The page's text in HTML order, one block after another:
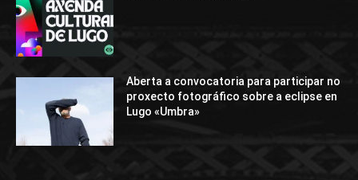
Aberta a convocatoria para participar no
proxecto fotográfico sobre a eclipse en
Lugo «Umbra»